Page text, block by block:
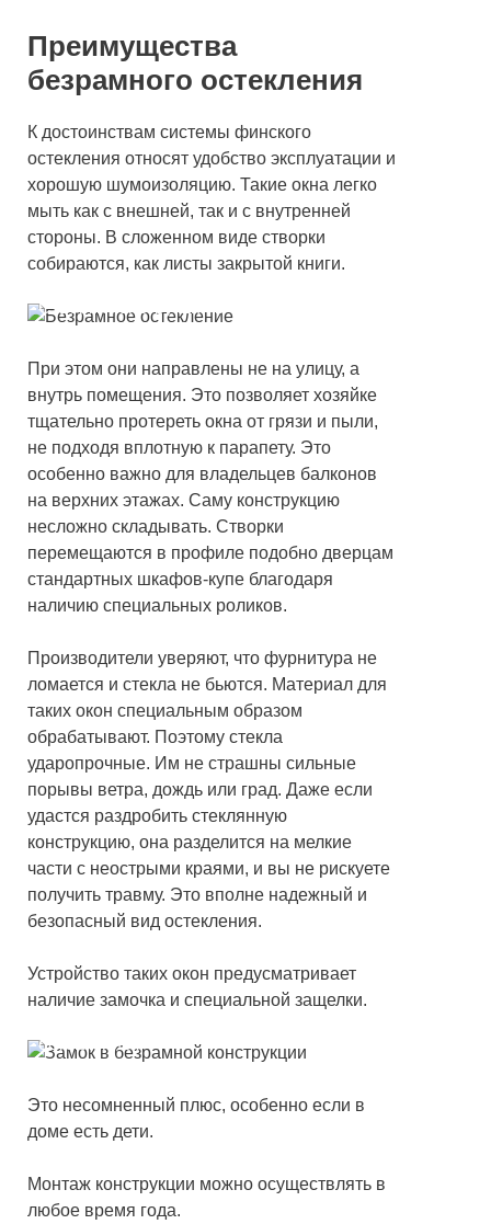
Преимущества
безрамного остекления
К достоинствам системы финского
остекления относят удобство эксплуатации и
хорошую шумоизоляцию. Такие окна легко
мыть как с внешней, так и с внутренней
стороны. В сложенном виде створки
собираются, как листы закрытой книги.
Створки конструкции в сложенном виде
При этом они направлены не на улицу, а
внутрь помещения. Это позволяет хозяйке
тщательно протереть окна от грязи и пыли,
не подходя вплотную к парапету. Это
особенно важно для владельцев балконов
на верхних этажах. Саму конструкцию
несложно складывать. Створки
перемещаются в профиле подобно дверцам
стандартных шкафов-купе благодаря
наличию специальных роликов.
Производители уверяют, что фурнитура не
ломается и стекла не бьются. Материал для
таких окон специальным образом
обрабатывают. Поэтому стекла
ударопрочные. Им не страшны сильные
порывы ветра, дождь или град. Даже если
удастся раздробить стеклянную
конструкцию, она разделится на мелкие
части с неострыми краями, и вы не рискуете
получить травму. Это вполне надежный и
безопасный вид остекления.
Устройство таких окон предусматривает
наличие замочка и специальной защелки.
остеклением
Это несомненный плюс, особенно если в
доме есть дети.
Монтаж конструкции можно осуществлять в
любое время года.